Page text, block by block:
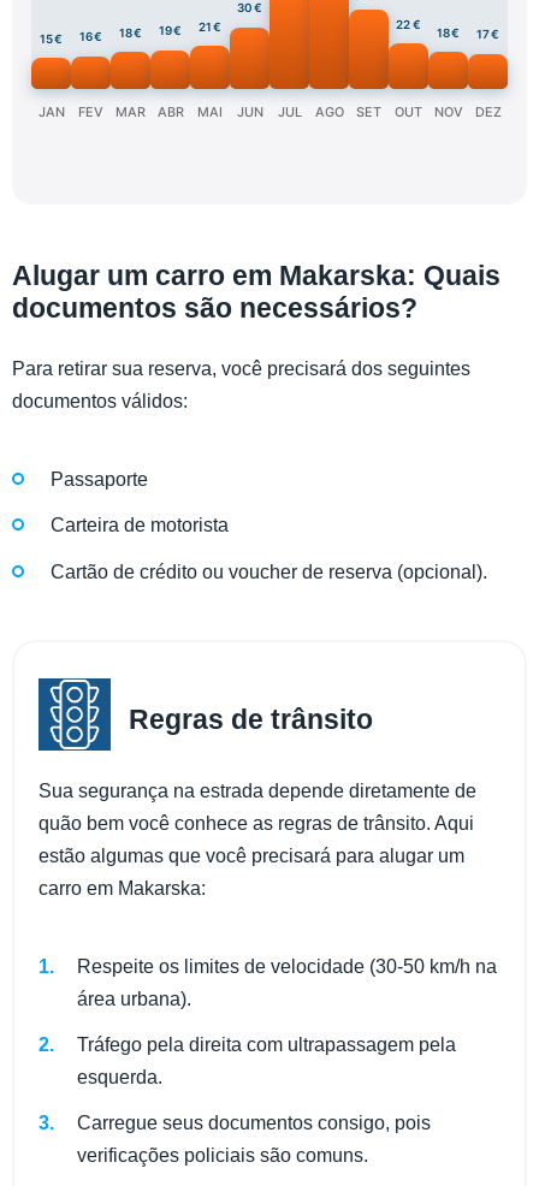
15 €
JAN
16 €
FEV
18 €
MAR
19 €
ABR
21 €
MAI
30 €
JUN JUL AGO SET
22 €
OUT
18 €
NOV
17 €
DEZ
Alugar um carro em Makarska: Quais
documentos são necessários?
Para retirar sua reserva, você precisará dos seguintes
documentos válidos:
Passaporte
Carteira de motorista
Cartão de crédito ou voucher de reserva (opcional).
Regras de trânsito
Sua segurança na estrada depende diretamente de
quão bem você conhece as regras de trânsito. Aqui
estão algumas que você precisará para alugar um
carro em Makarska:
Respeite os limites de velocidade (30-50 km/h na
área urbana).
Tráfego pela direita com ultrapassagem pela
esquerda.
Carregue seus documentos consigo, pois
verificações policiais são comuns.